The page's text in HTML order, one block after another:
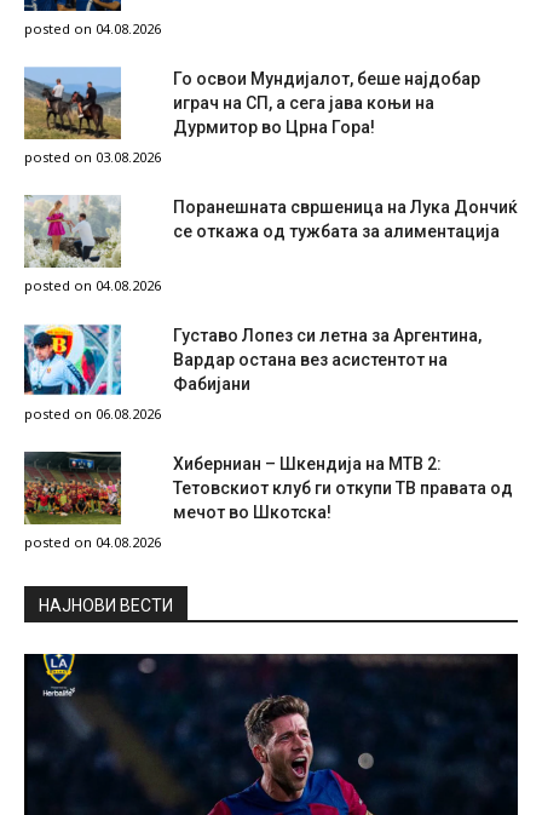
posted on 04.08.2026
Го освои Мундијалот, беше најдобар
играч на СП, а сега јава коњи на
Дурмитор во Црна Гора!
posted on 03.08.2026
Поранешната свршеница на Лука Дончиќ
се откажа од тужбата за алиментација
posted on 04.08.2026
Густаво Лопез си летна за Аргентина,
Вардар остана вез асистентот на
Фабијани
posted on 06.08.2026
Хиберниан – Шкендија на МТВ 2:
Тетовскиот клуб ги откупи ТВ правата од
мечот во Шкотска!
posted on 04.08.2026
НAЈНОВИ ВЕСТИ